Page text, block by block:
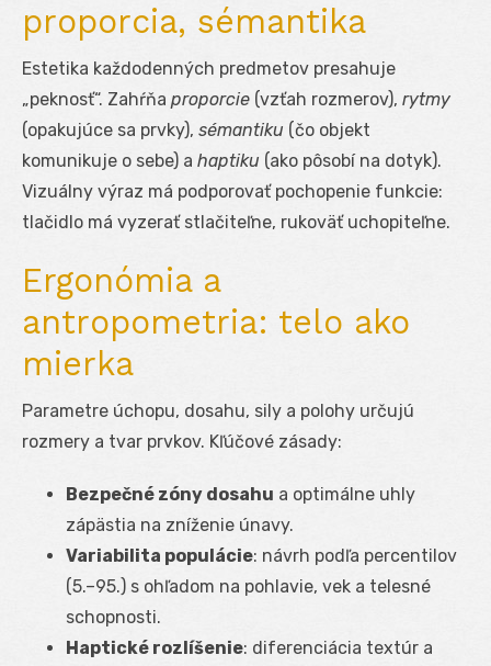
proporcia, sémantika
Estetika každodenných predmetov presahuje
„peknosť“. Zahŕňa proporcie (vzťah rozmerov), rytmy
(opakujúce sa prvky), sémantiku (čo objekt
komunikuje o sebe) a haptiku (ako pôsobí na dotyk).
Vizuálny výraz má podporovať pochopenie funkcie:
tlačidlo má vyzerať stlačiteľne, rukoväť uchopiteľne.
Ergonómia a
antropometria: telo ako
mierka
Parametre úchopu, dosahu, sily a polohy určujú
rozmery a tvar prvkov. Kľúčové zásady:
Bezpečné zóny dosahu a optimálne uhly
zápästia na zníženie únavy.
Variabilita populácie: návrh podľa percentilov
(5.–95.) s ohľadom na pohlavie, vek a telesné
schopnosti.
Haptické rozlíšenie: diferenciácia textúr a